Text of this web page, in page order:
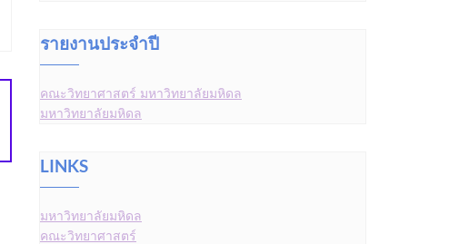
รายงานประจำปี
คณะวิทยาศาสตร์ มหาวิทยาลัยมหิดล
มหาวิทยาลัยมหิดล
LINKS
มหาวิทยาลัยมหิดล
คณะวิทยาศาสตร์